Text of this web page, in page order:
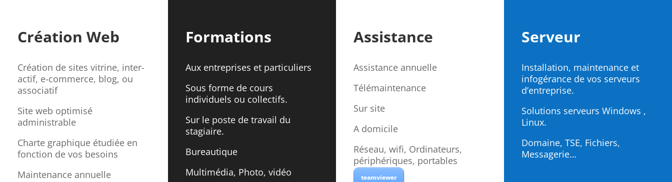
Création Web
Création de sites vitrine, inter-
actif, e-commerce, blog, ou
associatif
Site web optimisé
administrable
Charte graphique étudiée en
fonction de vos besoins
Maintenance annuelle
Formations
Aux entreprises et particuliers
Sous forme de cours
individuels ou collectifs.
Sur le poste de travail du
stagiaire.
Bureautique
Multimédia, Photo, vidéo
Assistance
Assistance annuelle
Télémaintenance
Sur site
A domicile
Réseau, wifi, Ordinateurs,
périphériques, portables
teamviewer
Serveur
Installation, maintenance et
infogérance de vos serveurs
d’entreprise.
Solutions serveurs Windows ,
Linux.
Domaine, TSE, Fichiers,
Messagerie…